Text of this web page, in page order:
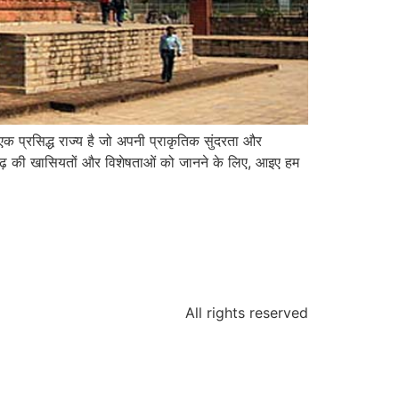
राज्य है जो अपनी प्राकृतिक सुंदरता और
की खासियतों और विशेषताओं को जानने के लिए, आइए हम
All rights reserved